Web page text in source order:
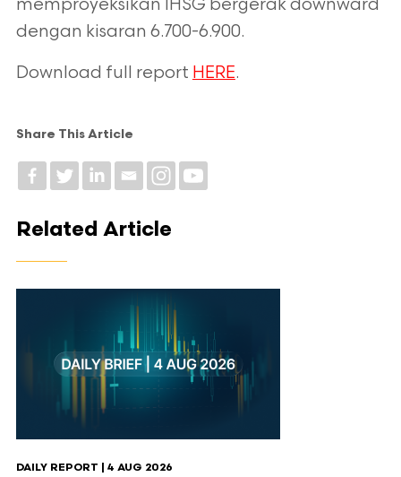
memproyeksikan IHSG bergerak downward
dengan kisaran 6.700-6.900.
Download full report HERE.
Share This Article
Related Article
DAILY REPORT | 4 AUG 2026